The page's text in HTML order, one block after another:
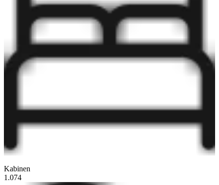
Kabinen
1.074